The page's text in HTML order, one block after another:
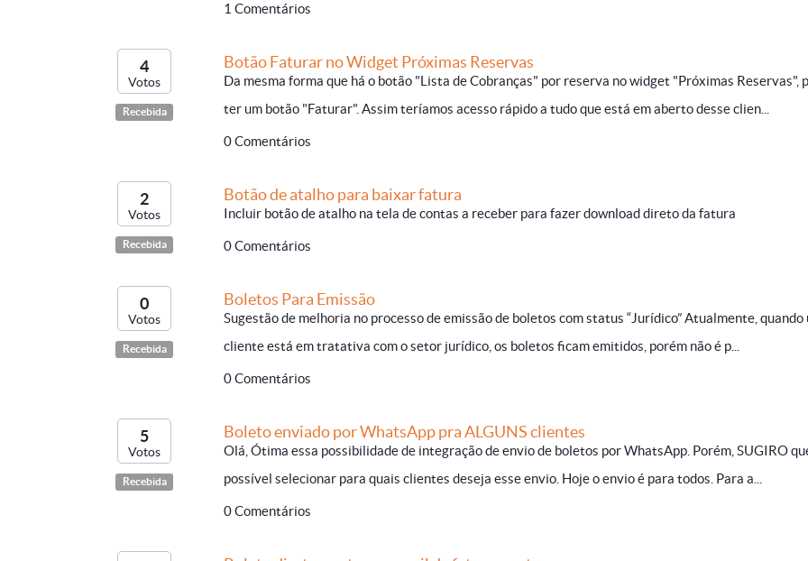
1 Comentários
4
Votos
Recebida
Botão Faturar no Widget Próximas Reservas
Da mesma forma que há o botão "Lista de Cobranças" por reserva no widget "Próximas Reservas",
ter um botão "Faturar". Assim teríamos acesso rápido a tudo que está em aberto desse clien...
0 Comentários
2
Votos
Recebida
Botão de atalho para baixar fatura
Incluir botão de atalho na tela de contas a receber para fazer download direto da fatura
0 Comentários
0
Votos
Recebida
Boletos Para Emissão
Sugestão de melhoria no processo de emissão de boletos com status “Jurídico” Atualmente, quando
cliente está em tratativa com o setor jurídico, os boletos ficam emitidos, porém não é p...
0 Comentários
5
Votos
Recebida
Boleto enviado por WhatsApp pra ALGUNS clientes
Olá, Ótima essa possibilidade de integração de envio de boletos por WhatsApp. Porém, SUGIRO
possível selecionar para quais clientes deseja esse envio. Hoje o envio é para todos. Para a...
0 Comentários